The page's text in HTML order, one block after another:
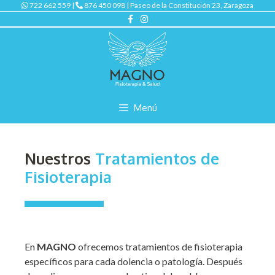
722 662 559 | 876 450 098 | Paseo de la Constitución 23, Zaragoza
Menú
Nuestros Tratamientos de
Fisioterapia
En MAGNO ofrecemos tratamientos de fisioterapia
específicos para cada dolencia o patología. Después